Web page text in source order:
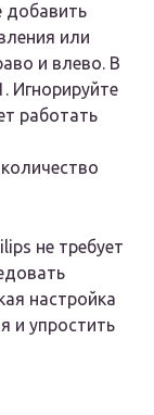
добавить
или
и влево. В
Игнорируйте
работать
не требует
настройка
и упростить